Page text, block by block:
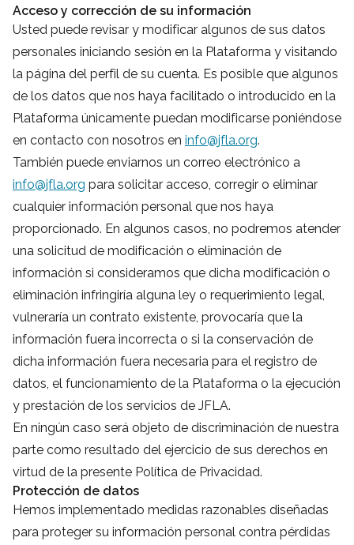
Acceso y corrección de su información
Usted puede revisar y modificar algunos de sus datos
personales iniciando sesión en la Plataforma y visitando
la página del perfil de su cuenta. Es posible que algunos
de los datos que nos haya facilitado o introducido en la
Plataforma únicamente puedan modificarse poniéndose
en contacto con nosotros en info@jfla.org.
También puede enviarnos un correo electrónico a
info@jfla.org para solicitar acceso, corregir o eliminar
cualquier información personal que nos haya
proporcionado. En algunos casos, no podremos atender
una solicitud de modificación o eliminación de
información si consideramos que dicha modificación o
eliminación infringiría alguna ley o requerimiento legal,
vulneraría un contrato existente, provocaría que la
información fuera incorrecta o si la conservación de
dicha información fuera necesaria para el registro de
datos, el funcionamiento de la Plataforma o la ejecución
y prestación de los servicios de JFLA.
En ningún caso será objeto de discriminación de nuestra
parte como resultado del ejercicio de sus derechos en
virtud de la presente Política de Privacidad.
Protección de datos
Hemos implementado medidas razonables diseñadas
para proteger su información personal contra pérdidas